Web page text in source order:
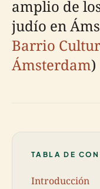
amplio de
judío en
Barrio
Ámsterdam)
TABLA DE
Introducción